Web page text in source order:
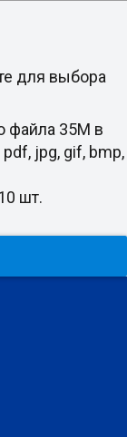
для выбора
файла 35M в
jpg, gif, bmp,
шт.